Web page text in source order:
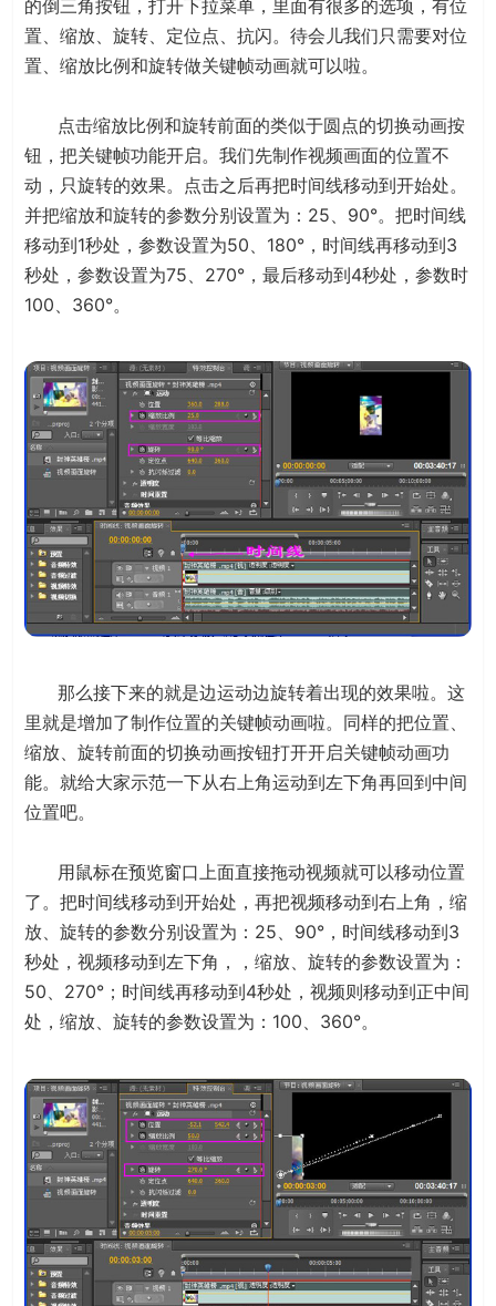
的倒三角按钮，打开下拉菜单，里面有很多的选项，有位
置、缩放、旋转、定位点、抗闪。待会儿我们只需要对位
置、缩放比例和旋转做关键帧动画就可以啦。
点击缩放比例和旋转前面的类似于圆点的切换动画按
钮，把关键帧功能开启。我们先制作视频画面的位置不
动，只旋转的效果。点击之后再把时间线移动到开始处。
并把缩放和旋转的参数分别设置为：25、90°。把时间线
移动到1秒处，参数设置为50、180°，时间线再移动到3
秒处，参数设置为75、270°，最后移动到4秒处，参数时
100、360°。
那么接下来的就是边运动边旋转着出现的效果啦。这
里就是增加了制作位置的关键帧动画啦。同样的把位置、
缩放、旋转前面的切换动画按钮打开开启关键帧动画功
能。就给大家示范一下从右上角运动到左下角再回到中间
位置吧。
用鼠标在预览窗口上面直接拖动视频就可以移动位置
了。把时间线移动到开始处，再把视频移动到右上角，缩
放、旋转的参数分别设置为：25、90°，时间线移动到3
秒处，视频移动到左下角，，缩放、旋转的参数设置为：
50、270°；时间线再移动到4秒处，视频则移动到正中间
处，缩放、旋转的参数设置为：100、360°。